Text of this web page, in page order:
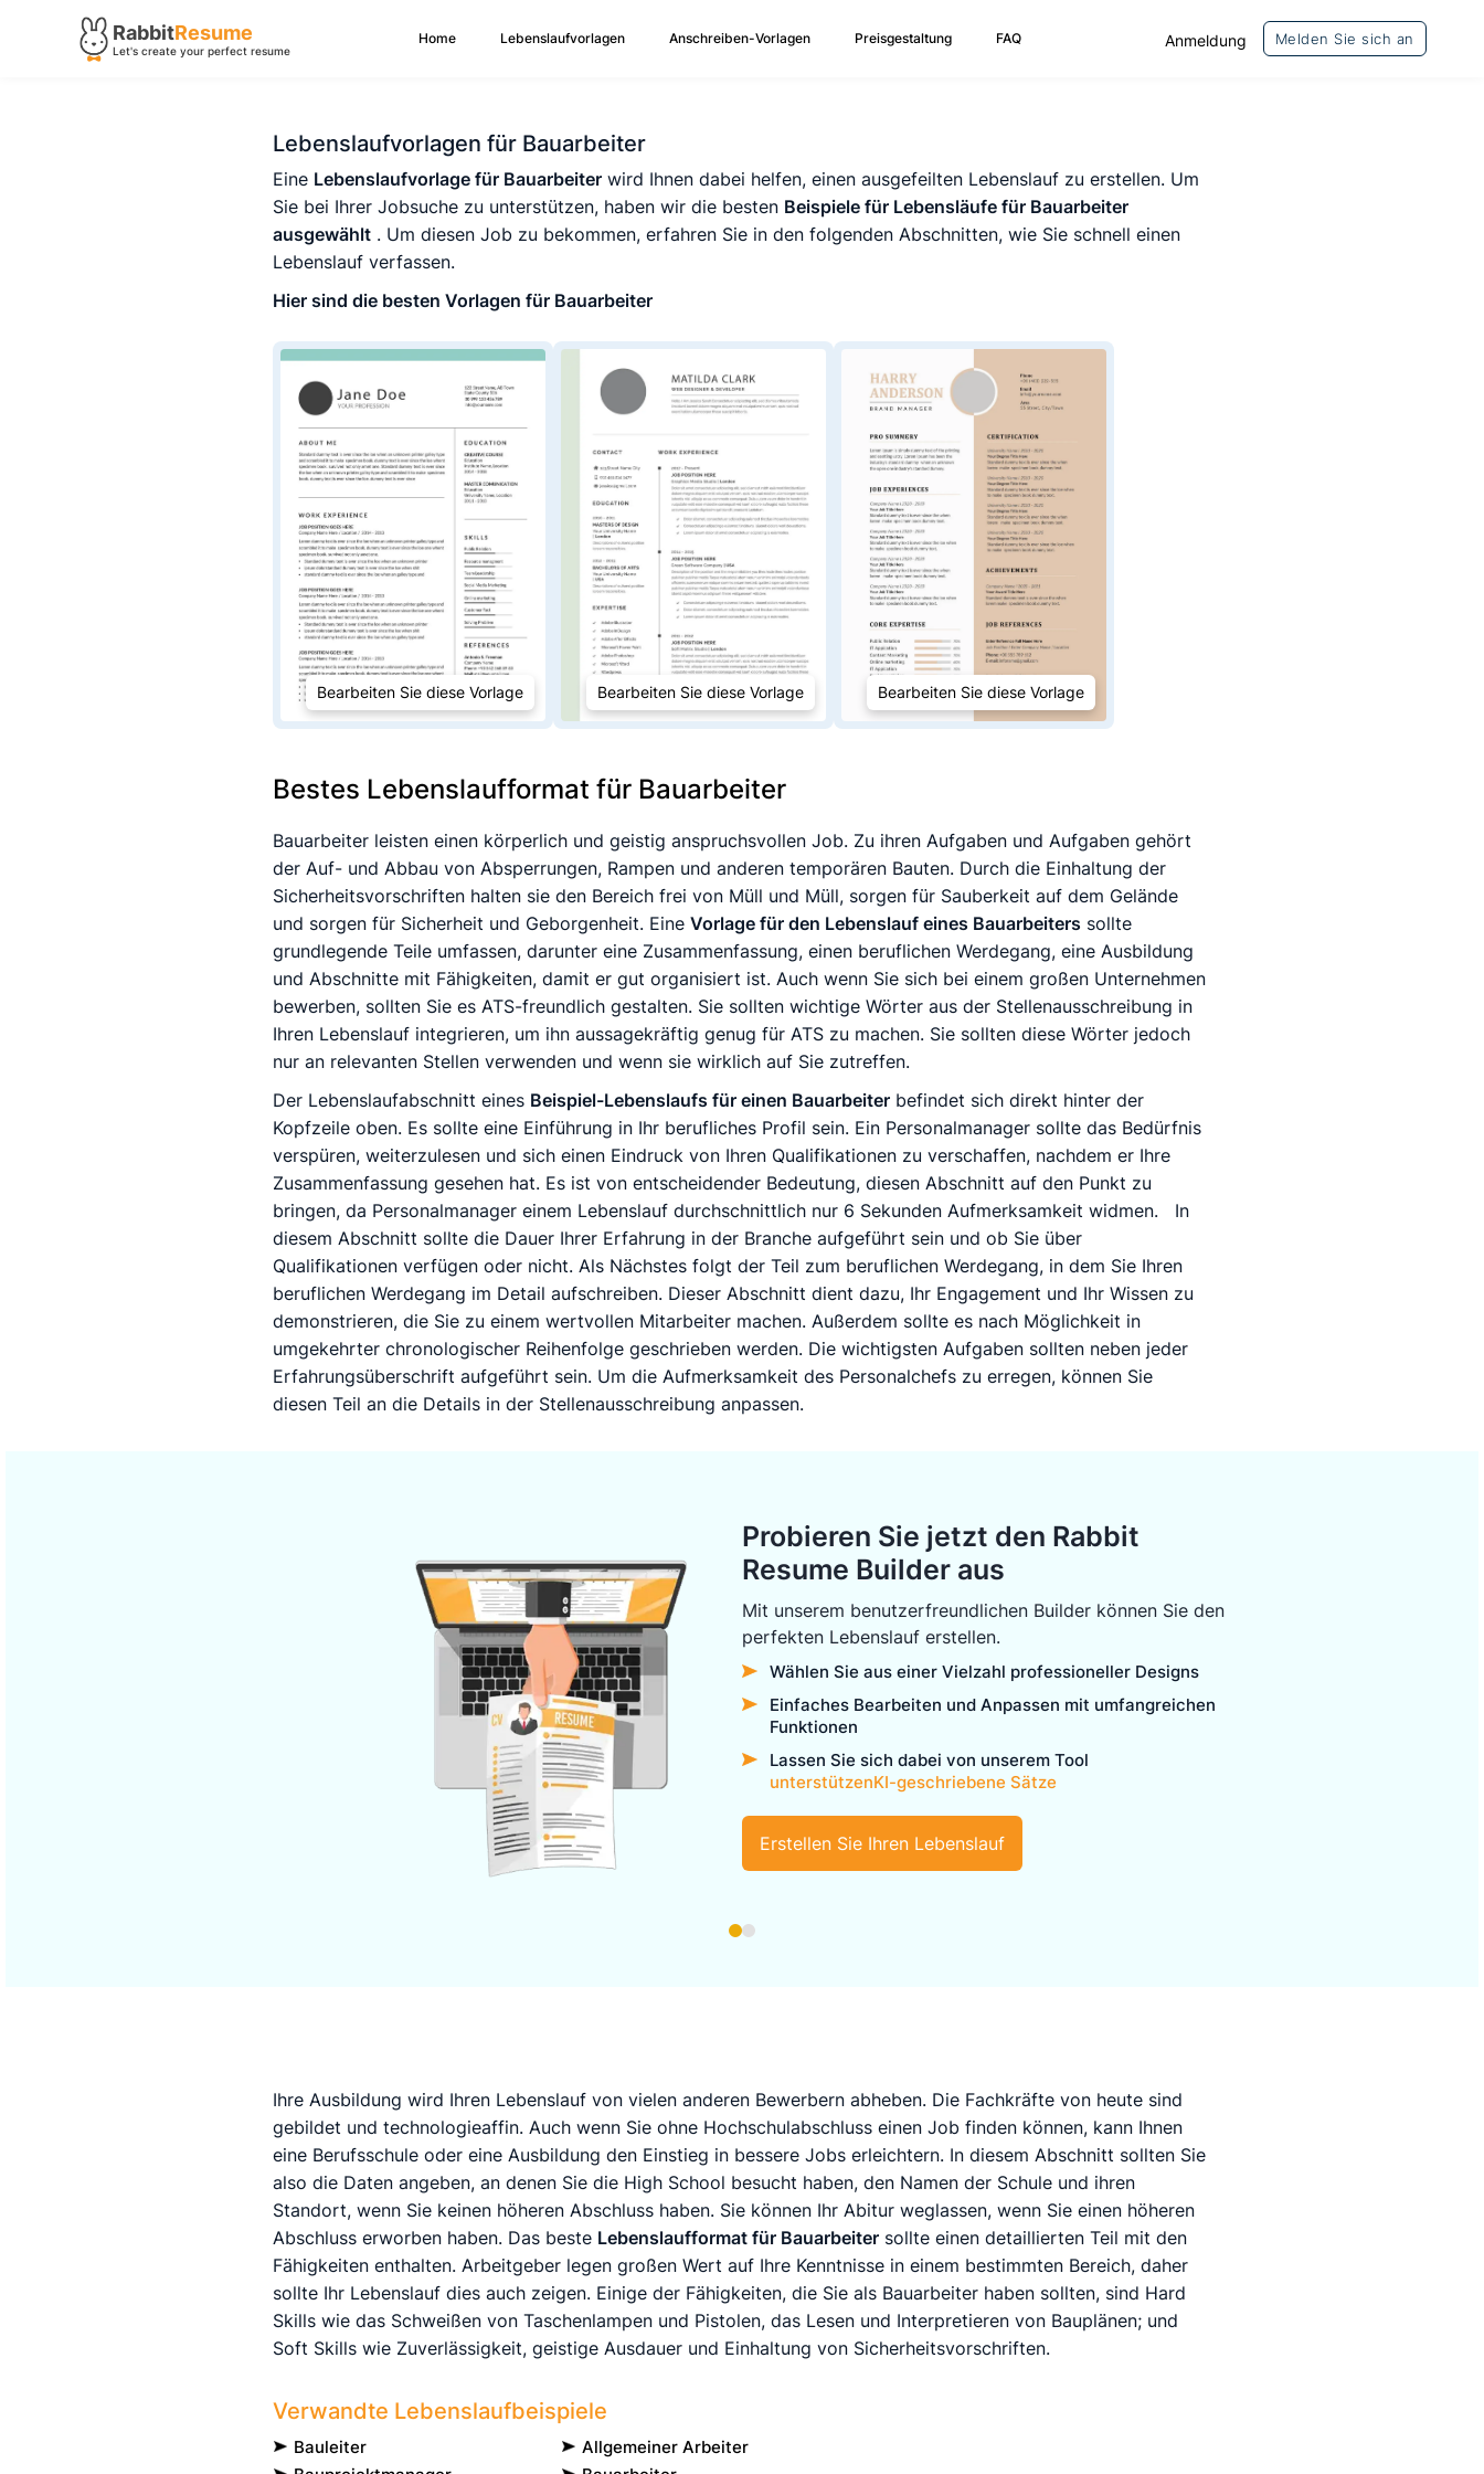
RabbitResume
Let's create your perfect resume
Melden Sie sich an
Anmeldung
Home Lebenslaufvorlagen Anschreiben-Vorlagen Preisgestaltung FAQ
Lebenslaufvorlagen für Bauarbeiter
Eine Lebenslaufvorlage für Bauarbeiter wird Ihnen dabei helfen, einen ausgefeilten Lebenslauf zu erstellen. Um
Sie bei Ihrer Jobsuche zu unterstützen, haben wir die besten Beispiele für Lebensläufe für Bauarbeiter
ausgewählt . Um diesen Job zu bekommen, erfahren Sie in den folgenden Abschnitten, wie Sie schnell einen
Lebenslauf verfassen.
Hier sind die besten Vorlagen für Bauarbeiter
Bearbeiten Sie diese Vorlage Bearbeiten Sie diese Vorlage Bearbeiten Sie diese Vorlage
Bestes Lebenslaufformat für Bauarbeiter
Bauarbeiter leisten einen körperlich und geistig anspruchsvollen Job. Zu ihren Aufgaben und Aufgaben gehört
der Auf- und Abbau von Absperrungen, Rampen und anderen temporären Bauten. Durch die Einhaltung der
Sicherheitsvorschriften halten sie den Bereich frei von Müll und Müll, sorgen für Sauberkeit auf dem Gelände
und sorgen für Sicherheit und Geborgenheit. Eine Vorlage für den Lebenslauf eines Bauarbeiters sollte
grundlegende Teile umfassen, darunter eine Zusammenfassung, einen beruflichen Werdegang, eine Ausbildung
und Abschnitte mit Fähigkeiten, damit er gut organisiert ist. Auch wenn Sie sich bei einem großen Unternehmen
bewerben, sollten Sie es ATS-freundlich gestalten. Sie sollten wichtige Wörter aus der Stellenausschreibung in
Ihren Lebenslauf integrieren, um ihn aussagekräftig genug für ATS zu machen. Sie sollten diese Wörter jedoch
nur an relevanten Stellen verwenden und wenn sie wirklich auf Sie zutreffen.
Der Lebenslaufabschnitt eines Beispiel-Lebenslaufs für einen Bauarbeiter befindet sich direkt hinter der
Kopfzeile oben. Es sollte eine Einführung in Ihr berufliches Profil sein. Ein Personalmanager sollte das Bedürfnis
verspüren, weiterzulesen und sich einen Eindruck von Ihren Qualifikationen zu verschaffen, nachdem er Ihre
Zusammenfassung gesehen hat. Es ist von entscheidender Bedeutung, diesen Abschnitt auf den Punkt zu
bringen, da Personalmanager einem Lebenslauf durchschnittlich nur 6 Sekunden Aufmerksamkeit widmen.
In
diesem Abschnitt sollte die Dauer Ihrer Erfahrung in der Branche aufgeführt sein und ob Sie über
Qualifikationen verfügen oder nicht. Als Nächstes folgt der Teil zum beruflichen Werdegang, in dem Sie Ihren
beruflichen Werdegang im Detail aufschreiben. Dieser Abschnitt dient dazu, Ihr Engagement und Ihr Wissen zu
demonstrieren, die Sie zu einem wertvollen Mitarbeiter machen. Außerdem sollte es nach Möglichkeit in
umgekehrter chronologischer Reihenfolge geschrieben werden. Die wichtigsten Aufgaben sollten neben jeder
Erfahrungsüberschrift aufgeführt sein. Um die Aufmerksamkeit des Personalchefs zu erregen, können Sie
diesen Teil an die Details in der Stellenausschreibung anpassen.
Probieren Sie jetzt den Rabbit
Resume Builder aus
Mit unserem benutzerfreundlichen Builder können Sie den
perfekten Lebenslauf erstellen.
Wählen Sie aus einer Vielzahl professioneller Designs
Einfaches Bearbeiten und Anpassen mit umfangreichen
Funktionen
Lassen Sie sich dabei von unserem Tool
unterstützenKI-geschriebene Sätze
Erstellen Sie Ihren Lebenslauf
Ihre Ausbildung wird Ihren Lebenslauf von vielen anderen Bewerbern abheben. Die Fachkräfte von heute sind
gebildet und technologieaffin. Auch wenn Sie ohne Hochschulabschluss einen Job finden können, kann Ihnen
eine Berufsschule oder eine Ausbildung den Einstieg in bessere Jobs erleichtern. In diesem Abschnitt sollten Sie
also die Daten angeben, an denen Sie die High School besucht haben, den Namen der Schule und ihren
Standort, wenn Sie keinen höheren Abschluss haben. Sie können Ihr Abitur weglassen, wenn Sie einen höheren
Abschluss erworben haben. Das beste Lebenslaufformat für Bauarbeiter sollte einen detaillierten Teil mit den
Fähigkeiten enthalten. Arbeitgeber legen großen Wert auf Ihre Kenntnisse in einem bestimmten Bereich, daher
sollte Ihr Lebenslauf dies auch zeigen. Einige der Fähigkeiten, die Sie als Bauarbeiter haben sollten, sind Hard
Skills wie das Schweißen von Taschenlampen und Pistolen, das Lesen und Interpretieren von Bauplänen; und
Soft Skills wie Zuverlässigkeit, geistige Ausdauer und Einhaltung von Sicherheitsvorschriften.
Verwandte Lebenslaufbeispiele
Bauleiter
Allgemeiner Arbeiter